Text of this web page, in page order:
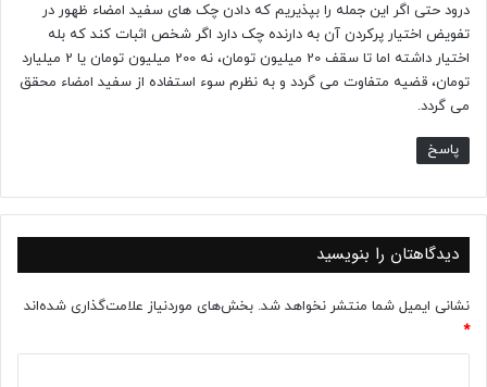
:
درود حتی اگر این جمله را بپذیریم که دادن چک های سفید امضاء ظهور در
تفویض اختیار پرکردن آن به دارنده چک دارد اگر شخص اثبات کند که بله
اختیار داشته اما تا سقف 20 میلیون تومان، نه 200 میلیون تومان یا 2 میلیارد
تومان، قضیه متفاوت می گردد و به نظرم سوء استفاده از سفید امضاء محقق
می گردد.
پاسخ
دیدگاهتان را بنویسید
نشانی ایمیل شما منتشر نخواهد شد. بخش‌های موردنیاز علامت‌گذاری شده‌اند
*